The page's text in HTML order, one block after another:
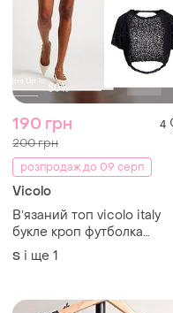
190 грн 4
200 грн
розпродаж до 09 серп
Vicolo
Вʼязаний топ vicolo italy
букле кроп футболка
відкрита спина
S і ще 1